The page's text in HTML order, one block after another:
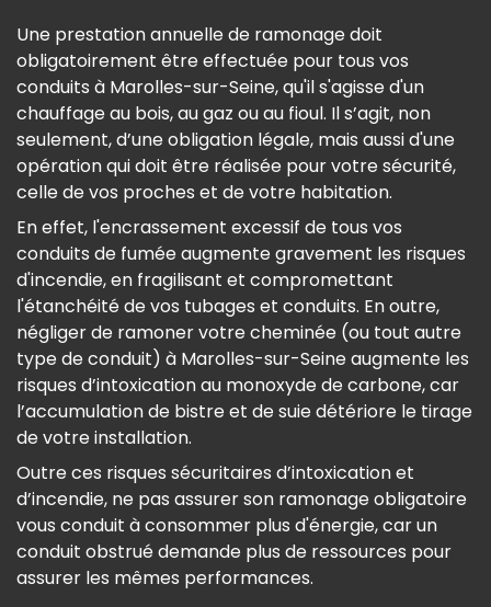
Une prestation annuelle de ramonage doit
obligatoirement être effectuée pour tous vos
conduits à Marolles-sur-Seine, qu'il s'agisse d'un
chauffage au bois, au gaz ou au fioul. Il s’agit, non
seulement, d’une obligation légale, mais aussi d'une
opération qui doit être réalisée pour votre sécurité,
celle de vos proches et de votre habitation.
En effet, l'encrassement excessif de tous vos
conduits de fumée augmente gravement les risques
d'incendie, en fragilisant et compromettant
l'étanchéité de vos tubages et conduits. En outre,
négliger de ramoner votre cheminée (ou tout autre
type de conduit) à Marolles-sur-Seine augmente les
risques d’intoxication au monoxyde de carbone, car
l’accumulation de bistre et de suie détériore le tirage
de votre installation.
Outre ces risques sécuritaires d’intoxication et
d’incendie, ne pas assurer son ramonage obligatoire
vous conduit à consommer plus d'énergie, car un
conduit obstrué demande plus de ressources pour
assurer les mêmes performances.